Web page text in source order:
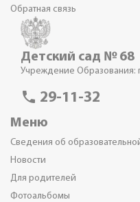
Обратная связь
Детский сад № 68
Учреждение Образования:
phone 29-11-32
Меню
Сведения об
Новости
Для родителей
Фотоальбомы